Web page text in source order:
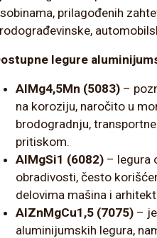
prilagođenih
legure
AlMg4,5Mn (5083) –
na koroziju, naročito u
brodogradnju,
pritiskom.
AlMgSi1 (6082) – legura
obradivosti, često
delovima mašina i
AlZnMgCu1,5 (7075) –
aluminijumskih legura,